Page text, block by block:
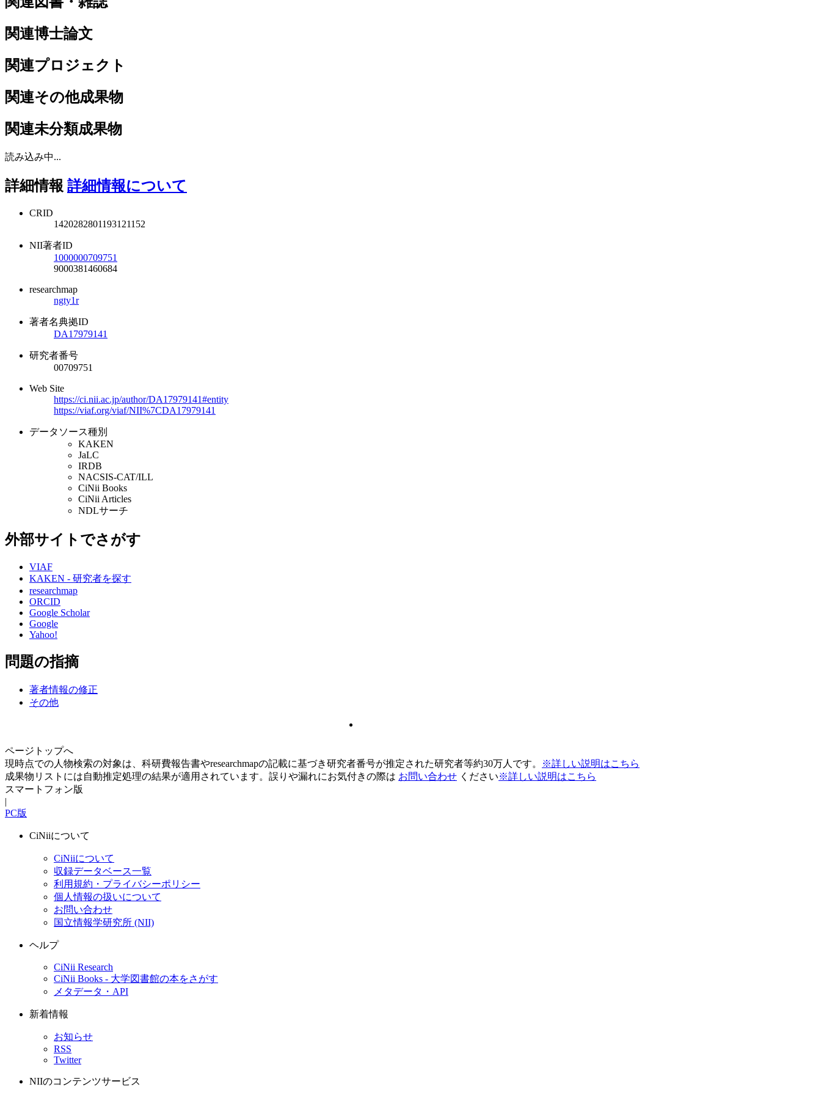
関連博士論文
関連プロジェクト
関連その他成果物
関連未分類成果物
読み込み中...
詳細情報 詳細情報について
CRID
1420282801193121152
NII著者ID
1000000709751
9000381460684
researchmap
ngty1r
著者名典拠ID
DA17979141
研究者番号
00709751
Web Site
https://ci.nii.ac.jp/author/DA17979141#entity
https://viaf.org/viaf/NII%7CDA17979141
データソース種別
KAKEN
JaLC
IRDB
NACSIS-CAT/ILL
CiNii Books
CiNii Articles
NDLサーチ
外部サイトでさがす
VIAF
KAKEN - 研究者を探す
researchmap
ORCID
Google Scholar
Google
Yahoo!
問題の指摘
著者情報の修正
その他
ページトップへ
現時点での人物検索の対象は、科研費報告書やresearchmapの記載に基づき研究者番号が推定された研究者等約30万人です。
※詳しい説明はこちら
成果物リストには自動推定処理の結果が適用されています。誤りや漏れにお気付きの際は お問い合わせ ください※詳しい説明はこちら
スマートフォン版
|
PC版
CiNiiについて
CiNiiについて
収録データベース一覧
利用規約・プライバシーポリシー
個人情報の扱いについて
お問い合わせ
国立情報学研究所 (NII)
ヘルプ
CiNii Research
CiNii Books - 大学図書館の本をさがす
メタデータ・API
新着情報
お知らせ
RSS
Twitter
NIIのコンテンツサービス